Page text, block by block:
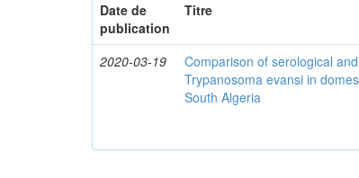
Date de
publication
Titre
2020-03-19
Comparison of serological
Trypanosoma evansi in
South Algeria